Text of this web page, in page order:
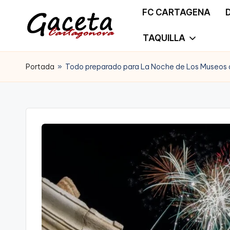
Saltar
al
G
a
e
Gaceta
Cartagonova,
informa
FC CARTAGENA
TAQUILLA
Portada » Todo preparado para La Noche de Los